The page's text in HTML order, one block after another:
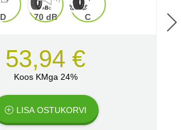
D 70 dB C
53,94 €
Koos KMga 24%
LISA OSTUKORVI